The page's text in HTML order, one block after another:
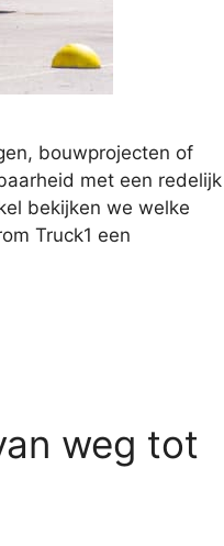
bouwprojecten of
met een redelijk
bekijken we welke
Truck1 een
weg tot